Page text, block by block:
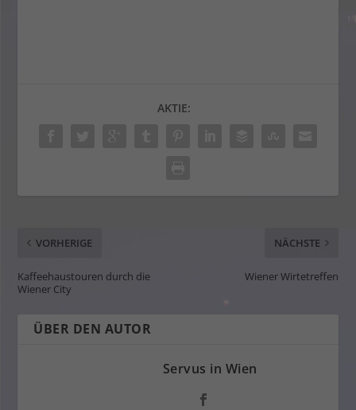
AKTIE:
VORHERIGE
Kaffeehaustouren durch die
Wiener City
NÄCHSTE
Wiener Wirtetreffen
ÜBER DEN AUTOR
Servus in Wien